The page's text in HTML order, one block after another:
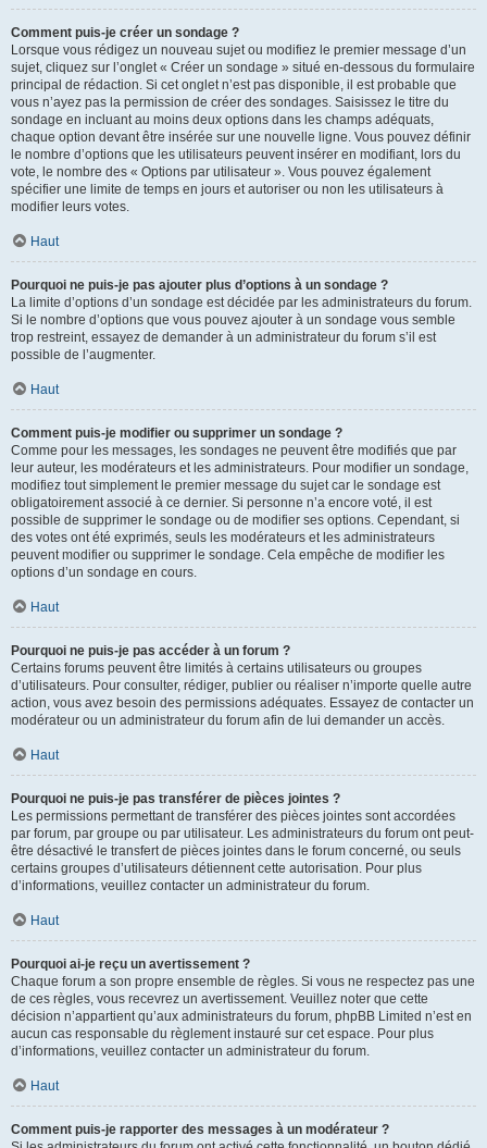
Comment puis-je créer un sondage ?
Lorsque vous rédigez un nouveau sujet ou modifiez le premier message d’un
sujet, cliquez sur l’onglet « Créer un sondage » situé en-dessous du formulaire
principal de rédaction. Si cet onglet n’est pas disponible, il est probable que
vous n’ayez pas la permission de créer des sondages. Saisissez le titre du
sondage en incluant au moins deux options dans les champs adéquats,
chaque option devant être insérée sur une nouvelle ligne. Vous pouvez définir
le nombre d’options que les utilisateurs peuvent insérer en modifiant, lors du
vote, le nombre des « Options par utilisateur ». Vous pouvez également
spécifier une limite de temps en jours et autoriser ou non les utilisateurs à
modifier leurs votes.
Haut
Pourquoi ne puis-je pas ajouter plus d’options à un sondage ?
La limite d’options d’un sondage est décidée par les administrateurs du forum.
Si le nombre d’options que vous pouvez ajouter à un sondage vous semble
trop restreint, essayez de demander à un administrateur du forum s’il est
possible de l’augmenter.
Haut
Comment puis-je modifier ou supprimer un sondage ?
Comme pour les messages, les sondages ne peuvent être modifiés que par
leur auteur, les modérateurs et les administrateurs. Pour modifier un sondage,
modifiez tout simplement le premier message du sujet car le sondage est
obligatoirement associé à ce dernier. Si personne n’a encore voté, il est
possible de supprimer le sondage ou de modifier ses options. Cependant, si
des votes ont été exprimés, seuls les modérateurs et les administrateurs
peuvent modifier ou supprimer le sondage. Cela empêche de modifier les
options d’un sondage en cours.
Haut
Pourquoi ne puis-je pas accéder à un forum ?
Certains forums peuvent être limités à certains utilisateurs ou groupes
d’utilisateurs. Pour consulter, rédiger, publier ou réaliser n’importe quelle autre
action, vous avez besoin des permissions adéquates. Essayez de contacter un
modérateur ou un administrateur du forum afin de lui demander un accès.
Haut
Pourquoi ne puis-je pas transférer de pièces jointes ?
Les permissions permettant de transférer des pièces jointes sont accordées
par forum, par groupe ou par utilisateur. Les administrateurs du forum ont peut-
être désactivé le transfert de pièces jointes dans le forum concerné, ou seuls
certains groupes d’utilisateurs détiennent cette autorisation. Pour plus
d’informations, veuillez contacter un administrateur du forum.
Haut
Pourquoi ai-je reçu un avertissement ?
Chaque forum a son propre ensemble de règles. Si vous ne respectez pas une
de ces règles, vous recevrez un avertissement. Veuillez noter que cette
décision n’appartient qu’aux administrateurs du forum, phpBB Limited n’est en
aucun cas responsable du règlement instauré sur cet espace. Pour plus
d’informations, veuillez contacter un administrateur du forum.
Haut
Comment puis-je rapporter des messages à un modérateur ?